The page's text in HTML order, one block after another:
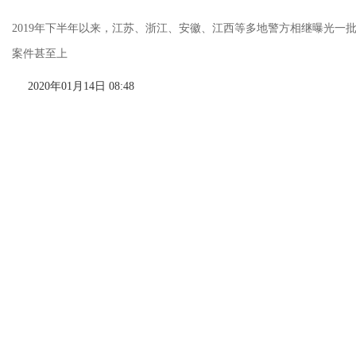
2019年下半年以来，江苏、浙江、安徽、江西等多地警方相继曝光
案件甚至上
2020年01月14日 08:48